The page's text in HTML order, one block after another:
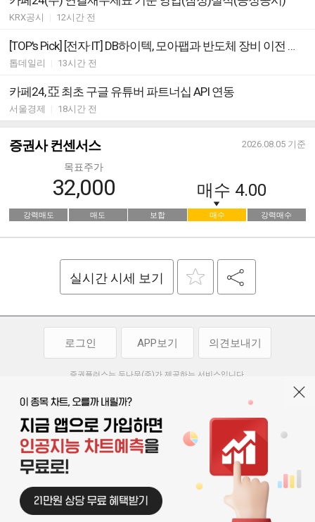
KRX공시 12시간 전
[TOP's Pick] [전자·IT] DB하이텍, 모아팹과 반도체 장비 이전 협약 外
톱데일리 13시간 전
카페24, 亞 최초 구글 유튜버 파트너십 API 연동
서울경제 18시간 전
증권사 컨센서스 2026.08.05 기준
목표주가
32,000 매수 4.00
강력매도 매도 보합 매수 강력매수
실시간 시세 보기
로그인 APP보기 의견보내기
증권플러스는 두나무(주)가 제공하는 서비스입니다.
투자 참고사항이며, 정보 제공 과정에서 오류나 지연이 발생할 수 있습니다.
두나무(주)는 제공된 정보에 의한 투자 결과에 대하여 법적인 책임을
부담하지 않습니다. 본 서비스에서 제공되는 정보의 무단 배포를 금합니다.
이용약관 | 청소년보호정책 개인정보처리방침
기사배열 기본방침 | 고객센터 |
오픈소스 라이선스
서울특별시 서초구 강남대로 369, 15층
사업자 등록번호 119-86-54968
|
기사배열 책임자 : 박동규
© 두나무 주식회사